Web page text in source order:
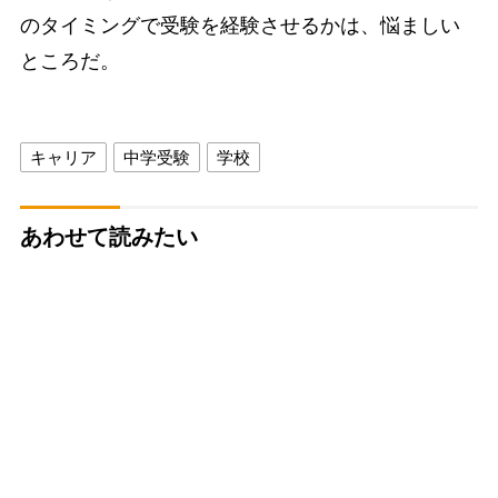
のタイミングで受験を経験させるかは、悩ましい
ところだ。
キャリア 中学受験 学校
あわせて読みたい